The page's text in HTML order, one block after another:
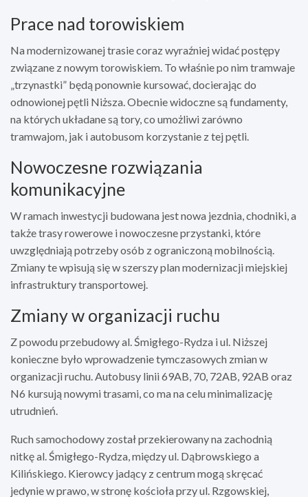
Prace nad torowiskiem
Na modernizowanej trasie coraz wyraźniej widać postępy
związane z nowym torowiskiem. To właśnie po nim tramwaje
„trzynastki” będą ponownie kursować, docierając do
odnowionej pętli Niższa. Obecnie widoczne są fundamenty,
na których układane są tory, co umożliwi zarówno
tramwajom, jak i autobusom korzystanie z tej pętli.
Nowoczesne rozwiązania
komunikacyjne
W ramach inwestycji budowana jest nowa jezdnia, chodniki, a
także trasy rowerowe i nowoczesne przystanki, które
uwzględniają potrzeby osób z ograniczoną mobilnością.
Zmiany te wpisują się w szerszy plan modernizacji miejskiej
infrastruktury transportowej.
Zmiany w organizacji ruchu
Z powodu przebudowy al. Śmigłego-Rydza i ul. Niższej
konieczne było wprowadzenie tymczasowych zmian w
organizacji ruchu. Autobusy linii 69AB, 70, 72AB, 92AB oraz
N6 kursują nowymi trasami, co ma na celu minimalizację
utrudnień.
Ruch samochodowy został przekierowany na zachodnią
nitkę al. Śmigłego-Rydza, między ul. Dąbrowskiego a
Kilińskiego. Kierowcy jadący z centrum mogą skręcać
jedynie w prawo, w stronę kościoła przy ul. Rzgowskiej,